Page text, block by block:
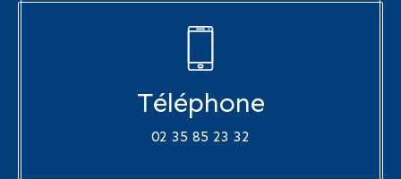
Téléphone
02 35 85 23 32